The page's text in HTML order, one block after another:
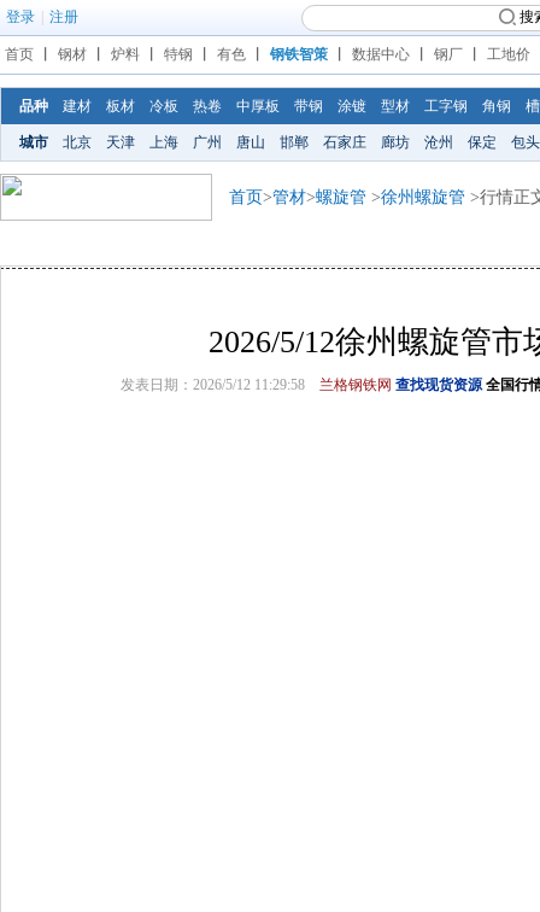
登录 注册 搜
首页 钢材 炉料 特钢 有色 钢铁智策 数据中心 钢厂 工地价
品种 建材 板材 冷板 热卷 中厚板 带钢 涂镀 型材 工字钢 角钢
城市 北京 天津 上海 广州 唐山 邯郸 石家庄 廊坊 沧州 保定 包头
首页>管材>螺旋管 >徐州螺旋管 >行情正
2026/5/12徐州螺旋管市
发表日期：2026/5/12 11:29:58 兰格钢铁网 查找现货资源 全国行